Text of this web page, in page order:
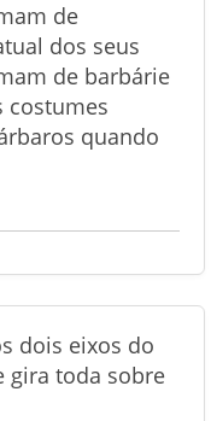
de
dos seus
de barbárie
costumes
quando
dois eixos do
gira toda sobre